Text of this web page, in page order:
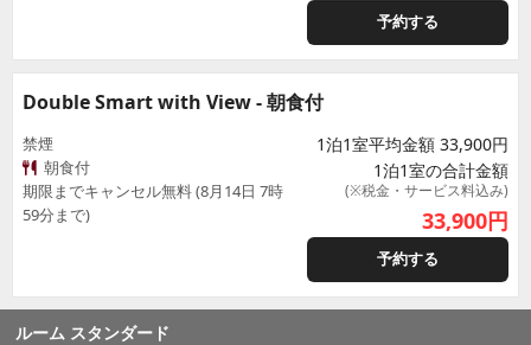
予約する
Double Smart with View - 朝食付
禁煙
朝食付
期限までキャンセル無料 (8月14日 7時
59分まで)
1泊1室平均金額 33,900円
1泊1室の合計金額
(※税金・サービス料込み)
33,900円
予約する
ルーム スタンダード